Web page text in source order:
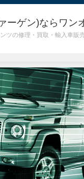
ーゲン)ならワン
の修理・買取・輸入車販